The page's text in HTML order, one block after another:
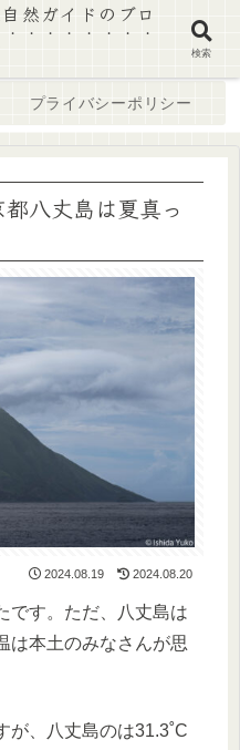
プライバシーポリシー
八丈島は夏真っ
2024.08.19 2024.08.20
です。ただ、八丈島は
は本土のみなさんが思
が、八丈島のは31.3˚C
然ガイドのブロ
検索